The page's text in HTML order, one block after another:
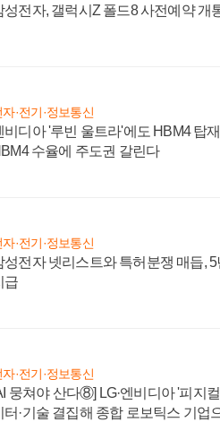
성전자, 갤럭시Z 폴드8 사전예약 개
자·전기·정보통신
비디아 '루빈 울트라'에도 HBM4 탑
수율에 주도권 갈린다
자·전기·정보통신
성전자 넷리스트와 특허분쟁 매듭,
급
자·전기·정보통신
뭉쳐야 산다⑧] LG·엔비디아 '피지
터·기술 결집해 종합 로보틱스 기업